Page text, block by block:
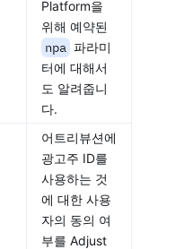
Platform을
위해 예약된
npa 파라미
터에 대해서
도 알려줍니
다.
어트리뷰션에
광고주 ID를
사용하는 것
에 대한 사용
자의 동의 여
부를 Adjust